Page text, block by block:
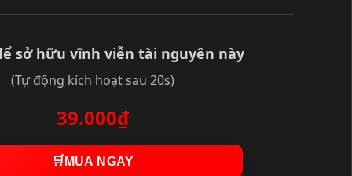
sở hữu vĩnh viễn tài nguyên này
(Tự động kích hoạt sau 20s)
39.000₫
🛒 MUA NGAY